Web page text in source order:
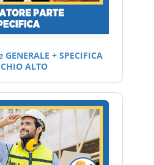
+ SPECIFICA
ALTO